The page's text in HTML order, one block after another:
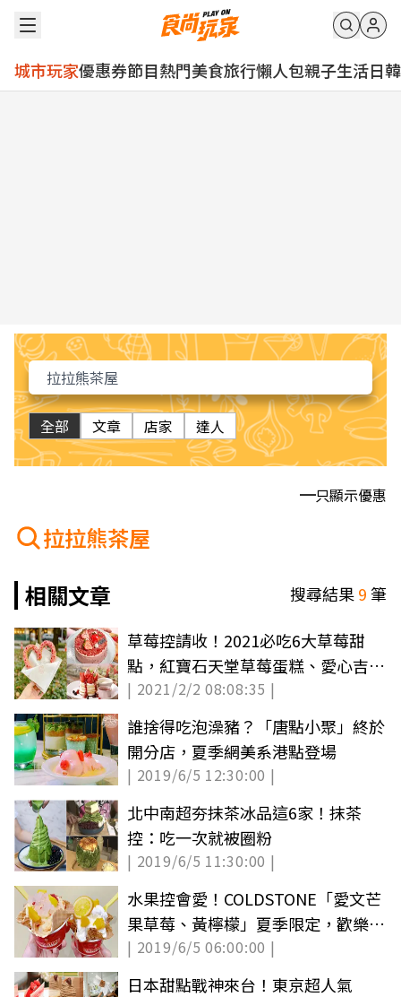
城市玩家優惠券節目熱門美食旅行懶人包親子生活日韓
全部 文章 店家 達人
只顯示優惠
拉拉熊茶屋
相關文章
搜尋結果9筆
草莓控請收！2021必吃6大草莓甜
點，紅寶石天堂草莓蛋糕、愛心吉那
圈太夢幻
| 2021/2/2 08:08:35 |
誰捨得吃泡澡豬？「唐點小聚」終於
開分店，夏季網美系港點登場
| 2019/6/5 12:30:00 |
北中南超夯抹茶冰品這6家！抹茶
控：吃一次就被圈粉
| 2019/6/5 11:30:00 |
水果控會愛！COLDSTONE「愛文芒
果草莓、黃檸檬」夏季限定，歡樂桶
買一送一
| 2019/6/5 06:00:00 |
日本甜點戰神來台！東京超人氣